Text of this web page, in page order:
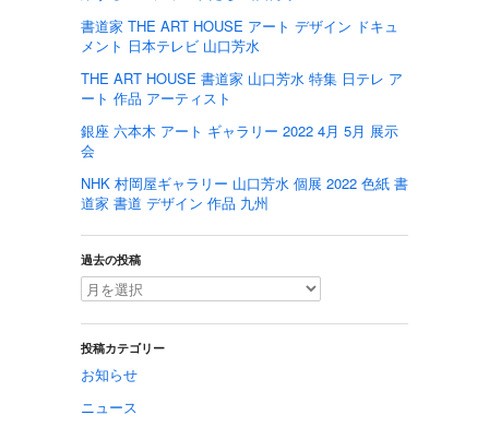
書道家 THE ART HOUSE アート デザイン ドキュ
メント 日本テレビ 山口芳水
THE ART HOUSE 書道家 山口芳水 特集 日テレ ア
ート 作品 アーティスト
銀座 六本木 アート ギャラリー 2022 4月 5月 展示
会
NHK 村岡屋ギャラリー 山口芳水 個展 2022 色紙 書
道家 書道 デザイン 作品 九州
過去の投稿
投稿カテゴリー
お知らせ
ニュース